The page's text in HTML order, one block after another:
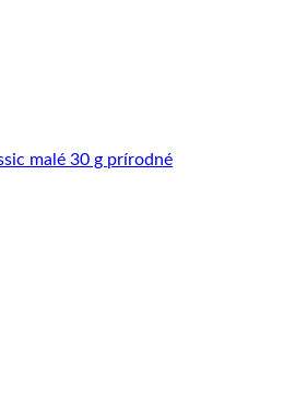
malé 30 g prírodné